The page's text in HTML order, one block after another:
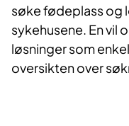
søke fødeplass og
sykehusene. En vil
løsninger som
oversikten over